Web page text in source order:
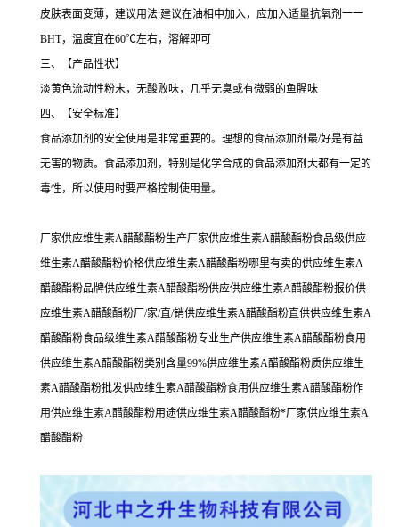
皮肤表面变薄，建议用法:建议在油相中加入，应加入适量抗氧剂一一
BHT，温度宜在60℃左右，溶解即可
三、【产品性状】
淡黄色流动性粉末，无酸败味，几乎无臭或有微弱的鱼腥味
四、【安全标准】
食品添加剂的安全使用是非常重要的。理想的食品添加剂最/好是有益
无害的物质。食品添加剂，特别是化学合成的食品添加剂大都有一定的
毒性，所以使用时要严格控制使用量。
厂家供应维生素A醋酸酯粉生产厂家供应维生素A醋酸酯粉食品级供应
维生素A醋酸酯粉价格供应维生素A醋酸酯粉哪里有卖的供应维生素A
醋酸酯粉品牌供应维生素A醋酸酯粉供应供应维生素A醋酸酯粉报价供
应维生素A醋酸酯粉厂/家/直/销供应维生素A醋酸酯粉直供供应维生素A
醋酸酯粉食品级维生素A醋酸酯粉专业生产供应维生素A醋酸酯粉食用
供应维生素A醋酸酯粉类别含量99%供应维生素A醋酸酯粉质供应维生
素A醋酸酯粉批发供应维生素A醋酸酯粉食用供应维生素A醋酸酯粉作
用供应维生素A醋酸酯粉用途供应维生素A醋酸酯粉*厂家供应维生素A
醋酸酯粉